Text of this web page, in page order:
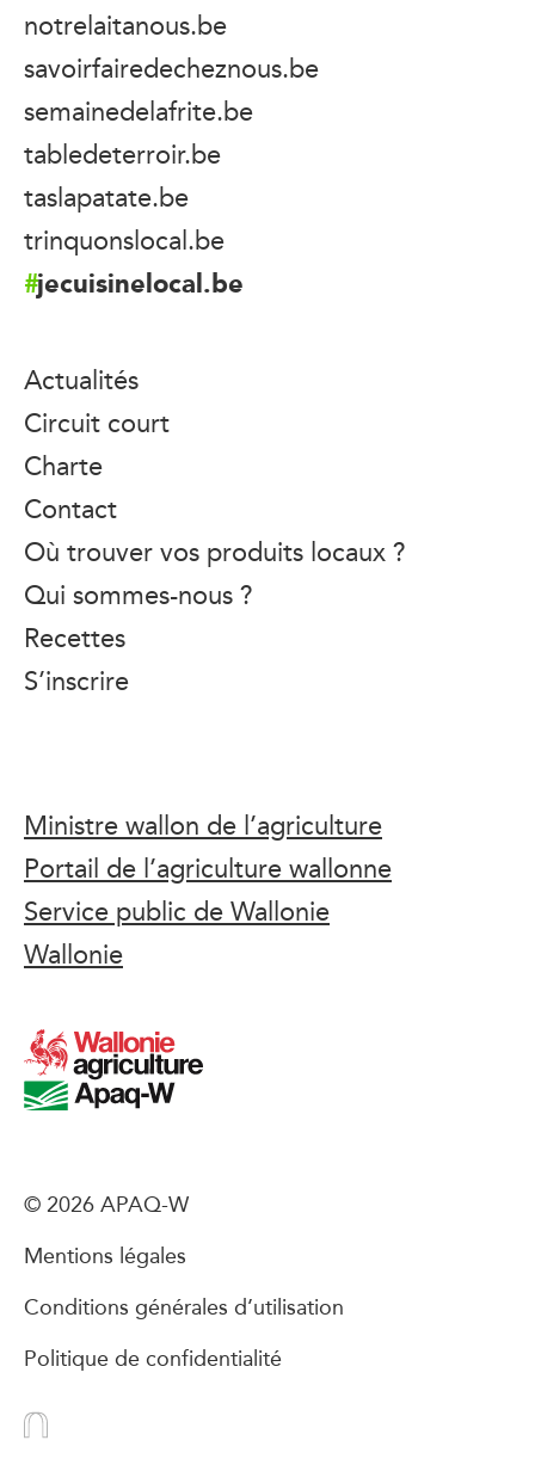
notrelaitanous.be
savoirfairedecheznous.be
semainedelafrite.be
tabledeterroir.be
taslapatate.be
trinquonslocal.be
jecuisinelocal.be
Actualités
Circuit court
Charte
Contact
Où trouver vos produits locaux ?
Qui sommes-nous ?
Recettes
S’inscrire
Ministre wallon de l’agriculture
Portail de l’agriculture wallonne
Service public de Wallonie
Wallonie
© 2026 APAQ-W
Mentions légales
Conditions générales d’utilisation
Politique de confidentialité